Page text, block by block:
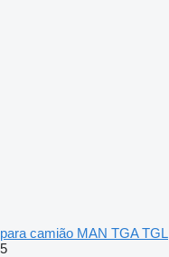
para camião MAN TGA TGL
5